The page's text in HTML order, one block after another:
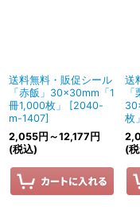
送料無料・販促シール
「赤飯」30×30mm「1
冊1,000枚」
[2040-
m-1407]
2,055円 ～12,177円
(税込)
送
枚」
(